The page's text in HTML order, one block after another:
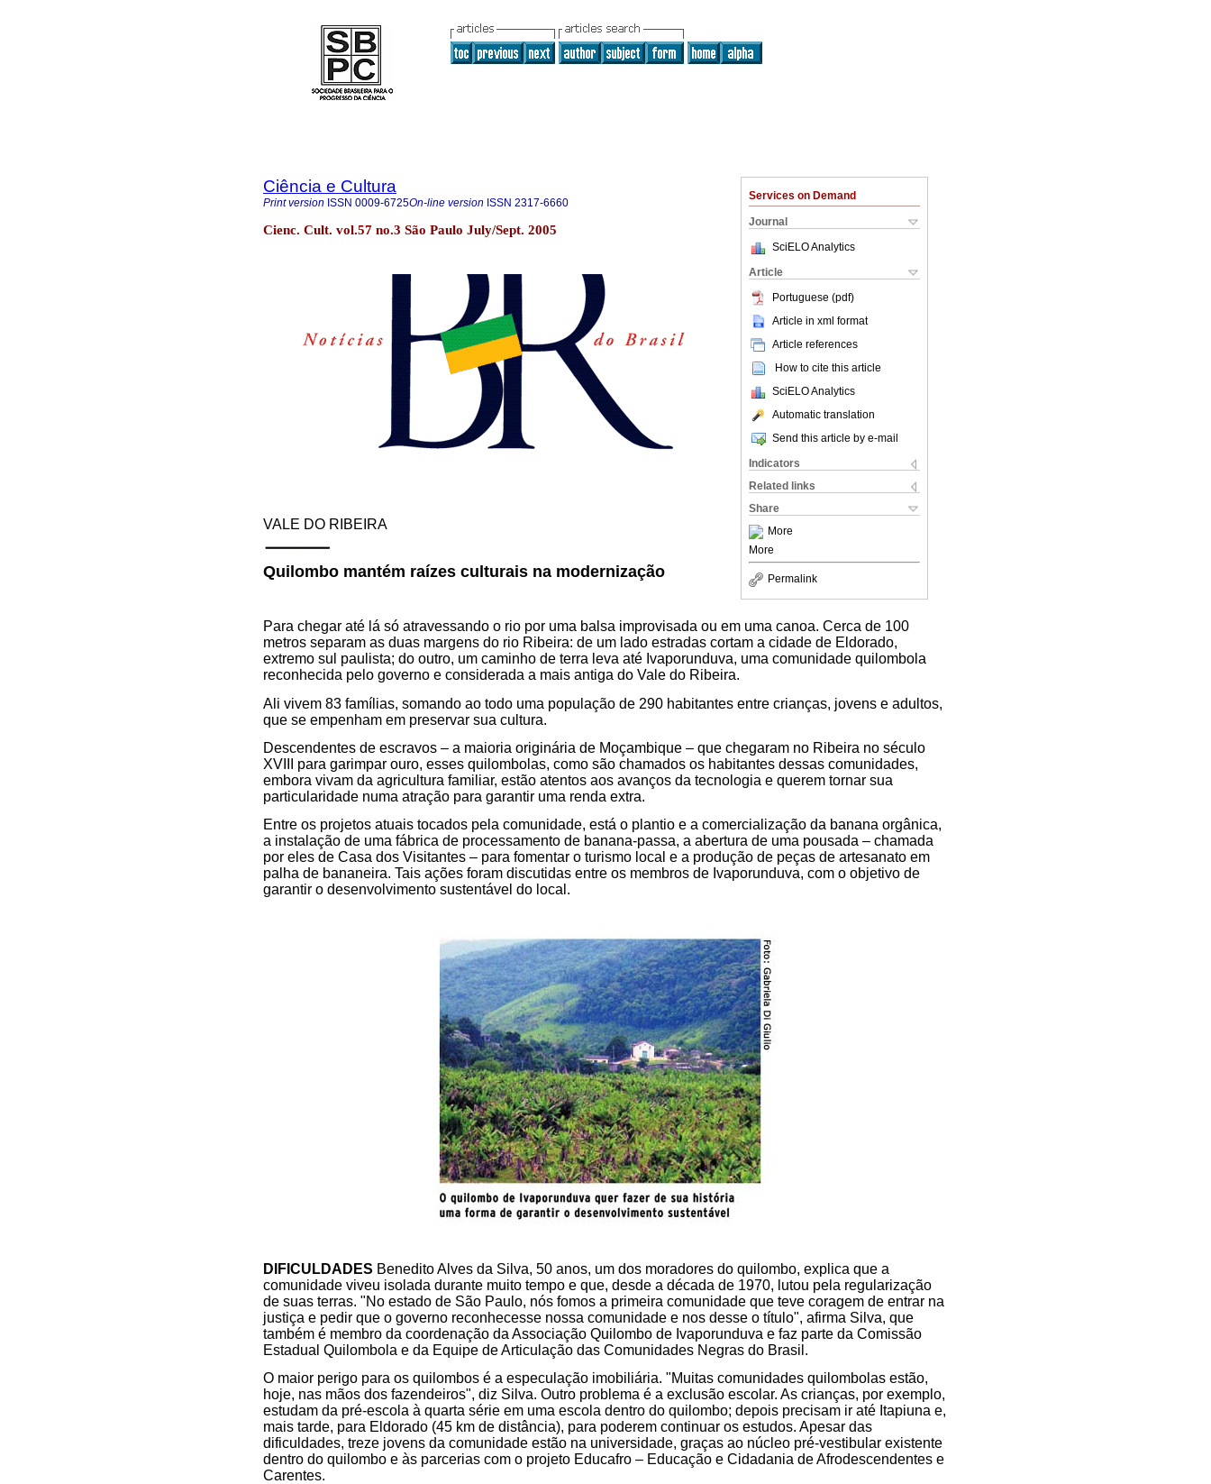
Services on Demand
Journal
SciELO Analytics
Article
Portuguese (pdf)
Article in xml format
Article references
How to cite this article
SciELO Analytics
Automatic translation
Send this article by e-mail
Indicators
Related links
Share
More
More
Permalink
Ciência e Cultura
Print version ISSN 0009-6725On-line version ISSN 2317-6660
Cienc. Cult. vol.57 no.3 São Paulo July/Sept. 2005
VALE DO RIBEIRA
Quilombo mantém raízes culturais na modernização
Para chegar até lá só atravessando o rio por uma balsa improvisada ou em uma canoa. Cerca de 100
metros separam as duas margens do rio Ribeira: de um lado estradas cortam a cidade de Eldorado,
extremo sul paulista; do outro, um caminho de terra leva até Ivaporunduva, uma comunidade quilombola
reconhecida pelo governo e considerada a mais antiga do Vale do Ribeira.
Ali vivem 83 famílias, somando ao todo uma população de 290 habitantes entre crianças, jovens e adultos,
que se empenham em preservar sua cultura.
Descendentes de escravos – a maioria originária de Moçambique – que chegaram no Ribeira no século
XVIII para garimpar ouro, esses quilombolas, como são chamados os habitantes dessas comunidades,
embora vivam da agricultura familiar, estão atentos aos avanços da tecnologia e querem tornar sua
particularidade numa atração para garantir uma renda extra.
Entre os projetos atuais tocados pela comunidade, está o plantio e a comercialização da banana orgânica,
a instalação de uma fábrica de processamento de banana-passa, a abertura de uma pousada – chamada
por eles de Casa dos Visitantes – para fomentar o turismo local e a produção de peças de artesanato em
palha de bananeira. Tais ações foram discutidas entre os membros de Ivaporunduva, com o objetivo de
garantir o desenvolvimento sustentável do local.
DIFICULDADES Benedito Alves da Silva, 50 anos, um dos moradores do quilombo, explica que a
comunidade viveu isolada durante muito tempo e que, desde a década de 1970, lutou pela regularização
de suas terras. "No estado de São Paulo, nós fomos a primeira comunidade que teve coragem de entrar na
justiça e pedir que o governo reconhecesse nossa comunidade e nos desse o título", afirma Silva, que
também é membro da coordenação da Associação Quilombo de Ivaporunduva e faz parte da Comissão
Estadual Quilombola e da Equipe de Articulação das Comunidades Negras do Brasil.
O maior perigo para os quilombos é a especulação imobiliária. "Muitas comunidades quilombolas estão,
hoje, nas mãos dos fazendeiros", diz Silva. Outro problema é a exclusão escolar. As crianças, por exemplo,
estudam da pré-escola à quarta série em uma escola dentro do quilombo; depois precisam ir até Itapiuna e,
mais tarde, para Eldorado (45 km de distância), para poderem continuar os estudos. Apesar das
dificuldades, treze jovens da comunidade estão na universidade, graças ao núcleo pré-vestibular existente
dentro do quilombo e às parcerias com o projeto Educafro – Educação e Cidadania de Afrodescendentes e
Carentes.